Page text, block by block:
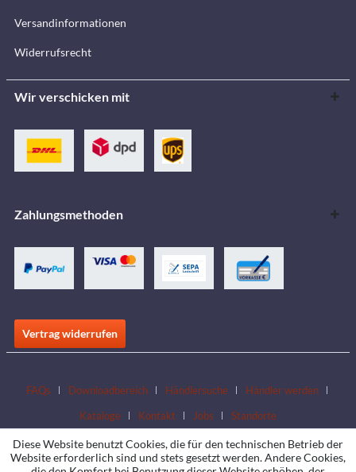
Versandinformationen
Widerrufsrecht
Wir verschicken mit
Zahlungsmethoden
Vertrag widerrufen
FAQs Downloadbereich Händlersuche
Händler werden
Kataloge
Kontakt Jobs Standorte
Diese Website benutzt Cookies, die für den technischen Betrieb der
Website erforderlich sind und stets gesetzt werden. Andere Cookies,